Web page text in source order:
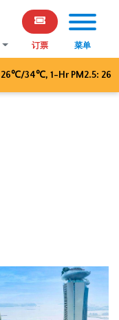
订票 菜单
26℃/34℃, 1-Hr PM2.5: 26